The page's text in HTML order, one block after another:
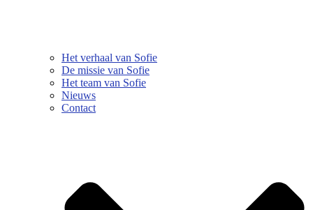
Het verhaal van Sofie
De missie van Sofie
Het team van Sofie
Nieuws
Contact